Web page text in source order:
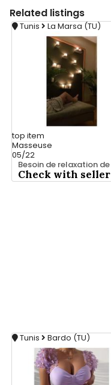
Related listings
Tunis La Marsa (TU)
top item
Masseuse
05/22
Check with seller
Tunis Bardo (TU)